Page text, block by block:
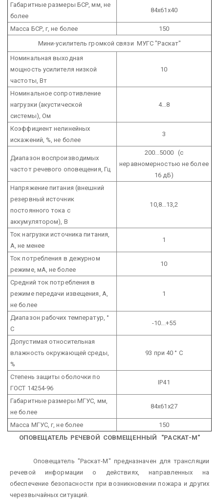
Габаритные размеры БСР, мм, не
более
84х61х40
Масса БСР, г, не более
150
Мини-усилитель громкой связи МУГС "Раскат"
Номинальная выходная
мощность усилителя низкой
частоты, Вт
10
Номинальное сопротивление
нагрузки (акустической
системы), Ом
4...8
Коэффициент нелинейных
искажений, %, не более
3
Диапазон воспроизводимых
частот речевого оповещения, Гц
200...5000 (с
неравномерностью не более
16 дБ)
Напряжение питания (внешний
резервный источник
постоянного тока с
аккумулятором), В
10,8...13,2
Ток нагрузки источника питания,
А, не менее
1
Ток потребления в дежурном
режиме, мА, не более
10
Средний ток потребления в
режиме передачи извещения, А,
не более
1
Диапазон рабочих температур, °
С
-10...+55
Допустимая относительная
влажность окружающей среды,
%
93 при 40 ° С
Степень защиты оболочки по
ГОСТ 14254-96
IP41
Габаритные размеры МГУС, мм,
не более
84х61х27
Масса МГУС, г, не более
150
ОПОВЕЩАТЕЛЬ РЕЧЕВОЙ СОВМЕЩЕННЫЙ "РАСКАТ-М"
Оповещатель "Раскат-М" предназначен для трансляции
речевой информации о действиях, направленных на
обеспечение безопасности при возникновении пожара и других
черезвычайных ситуаций.